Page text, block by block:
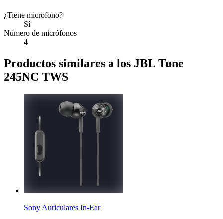
¿Tiene micrófono?
Sí
Número de micrófonos
4
Productos similares a los JBL Tune
245NC TWS
Sony Auriculares In-Ear